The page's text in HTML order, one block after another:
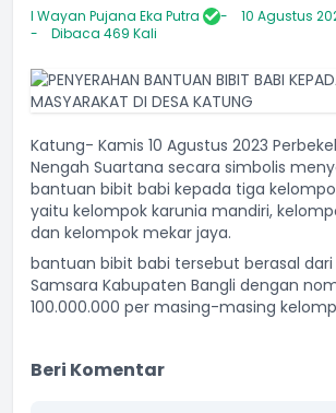
I Wayan Pujana Eka Putra
10 Agustus
Dibaca 469 Kali
Katung- Kamis 10 Agustus 2023
Nengah Suartana secara simbolis
bantuan bibit babi kepada tiga
yaitu kelompok karunia mandiri,
dan kelompok mekar jaya.
bantuan bibit babi tersebut berasal dari
Samsara Kabupaten Bangli dengan
100.000.000 per masing-masing
Beri Komentar